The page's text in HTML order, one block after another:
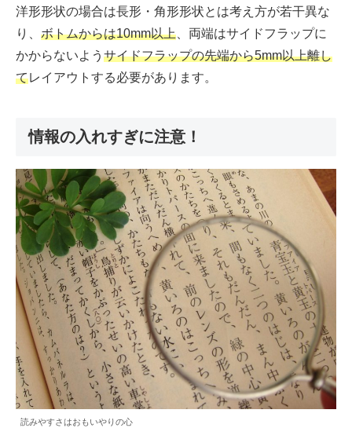
洋形形状の場合は長形・角形形状とは考え方が若干異な
り、 ボトムからは10mm以上 、両端はサイドフラップに
かからないよう サイドフラップの先端から5mm以上離し
てレイアウトする必要があります。
情報の入れすぎに注意！
読みやすさはおもいやりの心